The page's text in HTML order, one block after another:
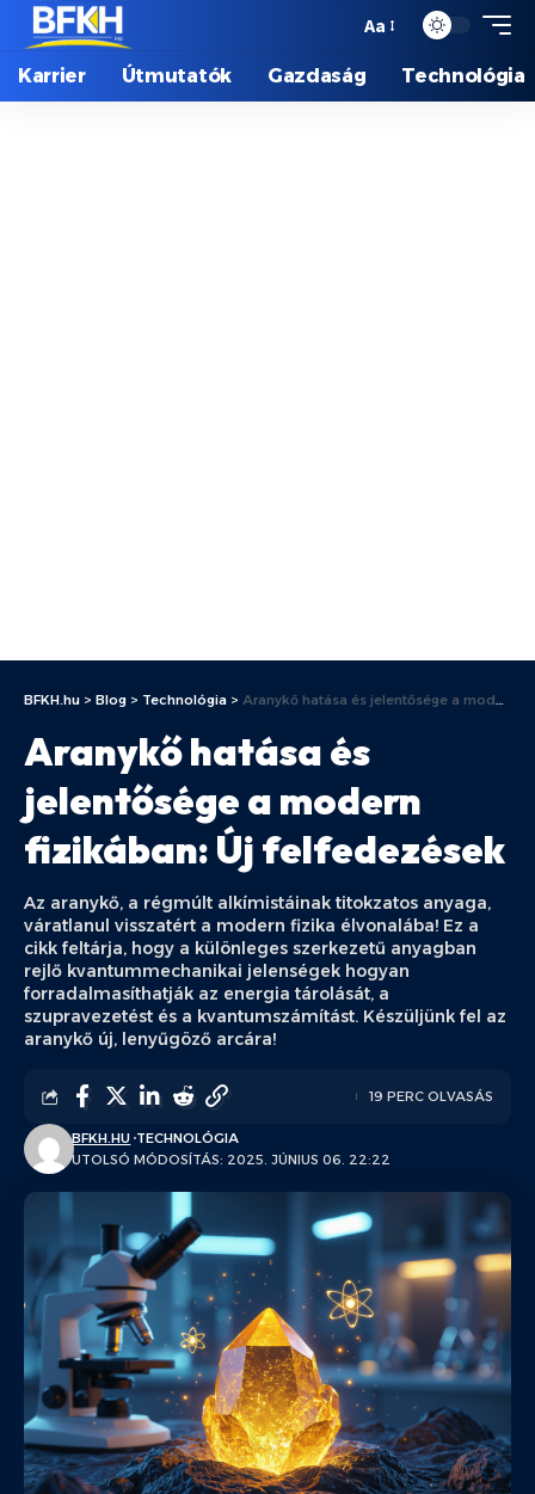
Aa
Karrier Útmutatók Gazdaság Technológia
BFKH.hu > Blog > Technológia > Aranykő hatása és jelentősége a modern fizikában: Új felfedezések
Aranykő hatása és
jelentősége a modern
fizikában: Új felfedezések
Az aranykő, a régmúlt alkímistáinak titokzatos anyaga,
váratlanul visszatért a modern fizika élvonalába! Ez a
cikk feltárja, hogy a különleges szerkezetű anyagban
rejlő kvantummechanikai jelenségek hogyan
forradalmasíthatják az energia tárolását, a
szupravezetést és a kvantumszámítást. Készüljünk fel az
aranykő új, lenyűgöző arcára!
UTOLSÓ MÓDOSÍTÁS: 2025. JÚNIUS 06. 22:22
BFKH.HU TECHNOLÓGIA
19 PERC OLVASÁS